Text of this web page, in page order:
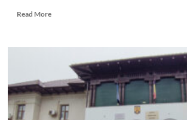
Read MoreRead
Se
în
zona
Piața
Chiliei